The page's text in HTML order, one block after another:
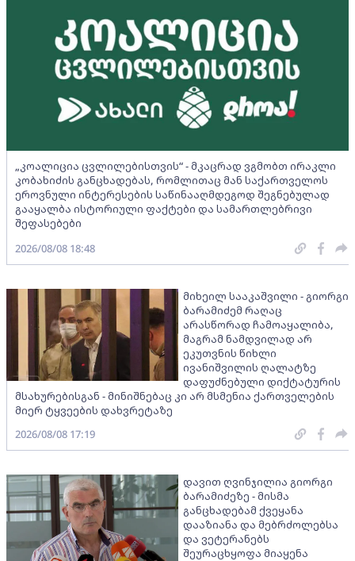
„კოალიცია ცვლილებისთვის“ - მკაცრად ვგმობთ ირაკლი
კობახიძის განცხადებას, რომლითაც მან საქართველოს
ეროვნული ინტერესების საწინააღმდეგოდ შეგნებულად
გააყალბა ისტორიული ფაქტები და სამართლებრივი
შეფასებები
2026/08/08 18:48
მიხეილ სააკაშვილი - გიორგი
ბარამიძემ რაღაც
არასწორად ჩამოაყალიბა,
მაგრამ ნამდვილად არ
ეკუთვნის წიხლი
ივანიშვილის ღალატზე
დაფუძნებული დიქტატურის
მსახურებისგან - მინიშნებაც კი არ მსმენია ქართველების
მიერ ტყვეების დახვრეტაზე
2026/08/08 17:19
დავით ღვინჯილია გიორგი
ბარამიძეზე - მისმა
განცხადებამ ქვეყანა
დააზიანა და მებრძოლებსა
და ვეტერანებს
შეურაცხყოფა მიაყენა